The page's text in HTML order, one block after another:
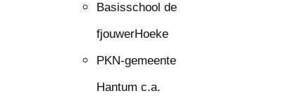
Basisschool de
fjouwerHoeke
PKN-gemeente
Hantum c.a.